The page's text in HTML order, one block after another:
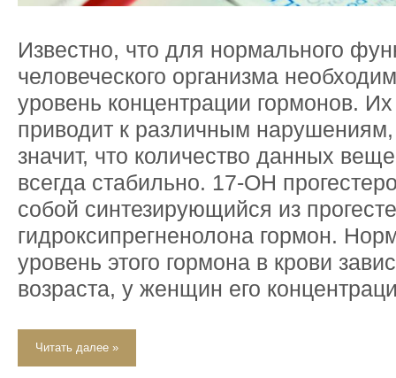
Известно, что для нормального
человеческого организма
уровень концентрации гормонов.
приводит к различным нарушениям,
значит, что количество данных
всегда стабильно. 17-ОН
собой синтезирующийся из
гидроксипрегненолона гормон.
уровень этого гормона в крови
возраста, у женщин его
Читать далее »